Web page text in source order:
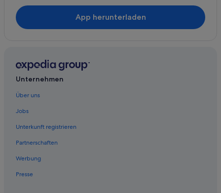
La Brea: Hotels
Laurel Canyon: Hotels
Hotels nahe Sierra Towers
The Flats: Hotels
Boutique- in Westwood
Günstige in Westwood
Hotels nahe Wilshire Boulevard
App herunterladen
Unternehmen
Über uns
Jobs
Unterkunft registrieren
Partnerschaften
Werbung
Presse